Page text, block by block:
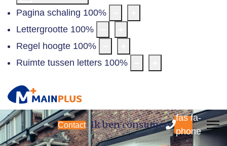
Pagina schaling 100%
Lettergrootte 100%
Regel hoogte 100%
Ruimte tussen letters 100%
Contact Ik ben consument
fas fa-
phone